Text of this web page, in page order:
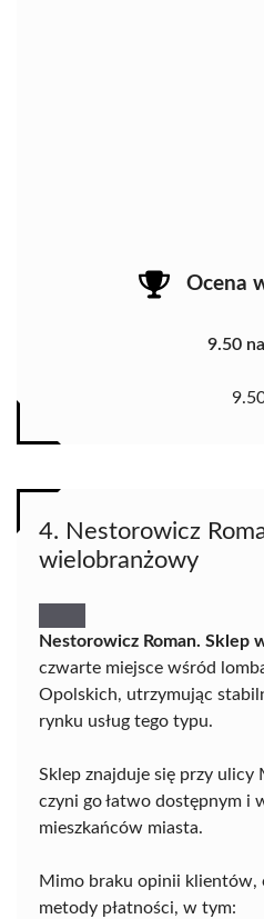
Ocena
9.50
4. Nestorowicz
wielobranżowy
Nestorowicz Roman. Sklep
czwarte miejsce wśród
Opolskich, utrzymując
rynku usług tego typu.
Sklep znajduje się przy ulicy
czyni go łatwo dostępnym i
mieszkańców miasta.
Mimo braku opinii klientów,
metody płatności, w tym: